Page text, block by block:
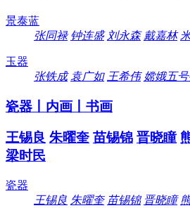
景泰蓝
张同禄 钟连盛 刘永森 戴嘉林
玉器
张铁成 袁广如 王希伟 嫦娥五
瓷器丨内画丨书画
王锡良 朱曜奎 苗锡锦 晋晓瞳
梁时民
瓷器
王锡良 朱曜奎 苗锡锦 晋晓瞳